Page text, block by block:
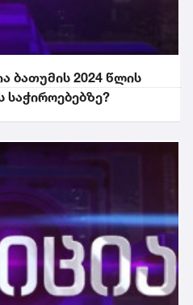
ბათუმის 2024 წლის
საჭიროებებზე?